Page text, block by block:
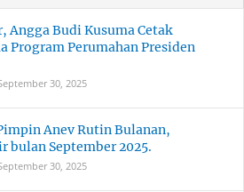
Angga Budi Kusuma Cetak
Program Perumahan Presiden
30, 2025
Anev Rutin Bulanan,
bulan September 2025.
30, 2025